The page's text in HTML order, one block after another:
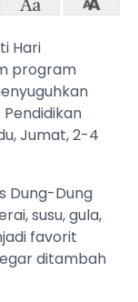
Hari
program
Jumat, 2-4
Dung-Dung
susu, gula,
favorit
ditambah